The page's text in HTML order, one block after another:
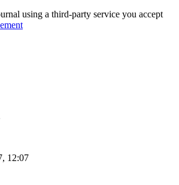
using a third-party service you accept
12:07